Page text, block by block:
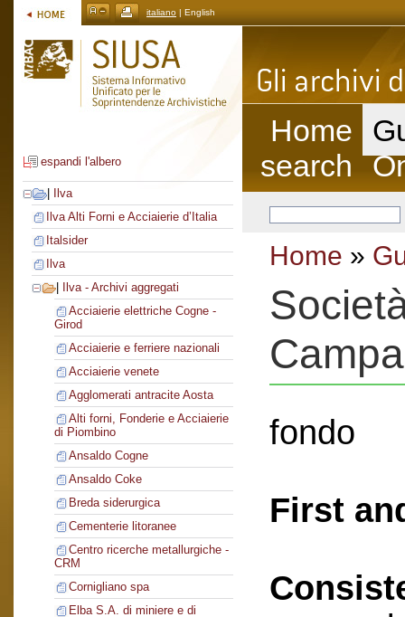
italiano | English
espandi l'albero
Ilva
Ilva Alti Forni e Acciaierie d’Italia
Italsider
Ilva
Ilva - Archivi aggregati
Acciaierie elettriche Cogne -
Girod
Acciaierie e ferriere nazionali
Acciaierie venete
Agglomerati antracite Aosta
Alti forni, Fonderie e Acciaierie
di Piombino
Ansaldo Cogne
Ansaldo Coke
Breda siderurgica
Cementerie litoranee
Centro ricerche metallurgiche -
CRM
Cornigliano spa
Elba S.A. di miniere e di
Home
search
Home »
fondo
First